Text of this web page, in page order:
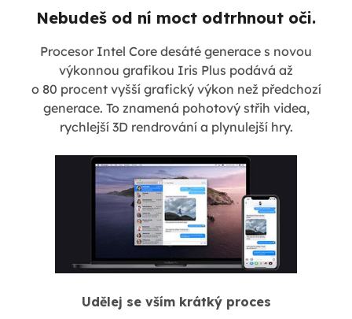
Nebudeš od ní moct odtrhnout oči.
Procesor Intel Core desáté generace s novou
výkonnou grafikou Iris Plus podává až
o 80 procent vyšší grafický výkon než předchozí
generace. To znamená pohotový střih videa,
rychlejší 3D rendrování a plynulejší hry.
Udělej se vším krátký proces